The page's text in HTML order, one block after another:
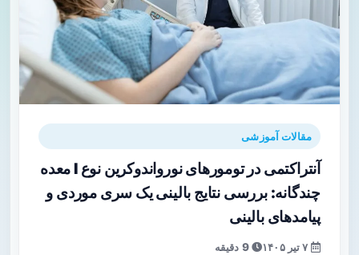
مقالات آموزشی
آنتراکتمی در تومورهای نورواندوکرین نوع I معده
چندگانه: بررسی نتایج بالینی یک سری موردی و
پیامدهای بالینی
9 دقیقه